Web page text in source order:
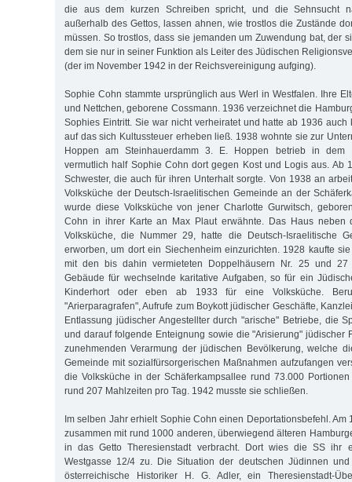
die aus dem kurzen Schreiben spricht, und die Sehnsucht
außerhalb des Gettos, lassen ahnen, wie trostlos die Zustände
müssen. So trostlos, dass sie jemanden um Zuwendung bat, der
dem sie nur in seiner Funktion als Leiter des Jüdischen
(der im November 1942 in der Reichsvereinigung aufging).
Sophie Cohn stammte ursprünglich aus Werl in Westfalen. Ihre
und Nettchen, geborene Cossmann. 1936 verzeichnet die
Sophies Eintritt. Sie war nicht verheiratet und hatte ab 1936 auch
auf das sich Kultussteuer erheben ließ. 1938 wohnte sie zur
Hoppen am Steinhauerdamm 3. E. Hoppen betrieb in dem
vermutlich half Sophie Cohn dort gegen Kost und Logis aus. Ab
Schwester, die auch für ihren Unterhalt sorgte. Von 1938 an
Volksküche der Deutsch-Israelitischen Gemeinde an der
wurde diese Volksküche von jener Charlotte Gurwitsch,
Cohn in ihrer Karte an Max Plaut erwähnte. Das Haus neben
Volksküche, die Nummer 29, hatte die Deutsch-Israelitische
erworben, um dort ein Siechenheim einzurichten. 1928 kaufte
mit den bis dahin vermieteten Doppelhäusern Nr. 25 und
Gebäude für wechselnde karitative Aufgaben, so für ein
Kinderhort oder eben ab 1933 für eine Volksküche.
"Arierparagrafen", Aufrufe zum Boykott jüdischer Geschäfte,
Entlassung jüdischer Angestellter durch "arische" Betriebe, die
und darauf folgende Enteignung sowie die "Arisierung" jüdischer
zunehmenden Verarmung der jüdischen Bevölkerung, welche
Gemeinde mit sozial­fürsorgerischen Maßnahmen aufzufangen
die Volksküche in der Schäferkampsallee rund 73.000
rund 207 Mahlzeiten pro Tag. 1942 musste sie schließen.
Im selben Jahr erhielt Sophie Cohn einen Deportationsbefehl. Am
zusammen mit rund 1000 anderen, überwiegend älteren
in das Getto Theresienstadt verbracht. Dort wies die SS ihr
Westgasse 12/4 zu. Die Situation der deutschen Jüdinnen
österreichische Historiker H. G. Adler, ein Theresienstadt-